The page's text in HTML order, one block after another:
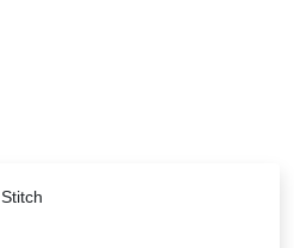
Stitch